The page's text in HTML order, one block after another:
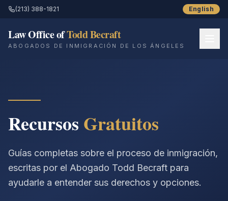
(213) 388-1821 English
Law Office ofTodd Becraft
ABOGADOS DE INMIGRACIÓN DE LOS ÁNGELES
Sobre Nosotros
Servicios
Recursos
Historias de Éxito
Recursos Gratuitos
Guías completas sobre el proceso de inmigración,
escritas por el Abogado Todd Becraft para
ayudarle a entender sus derechos y opciones.